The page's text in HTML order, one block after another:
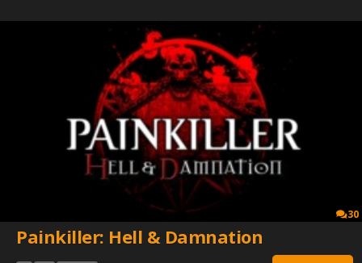
30
Painkiller: Hell & Damnation